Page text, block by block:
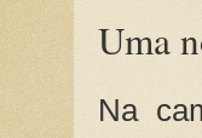
Uma
Na